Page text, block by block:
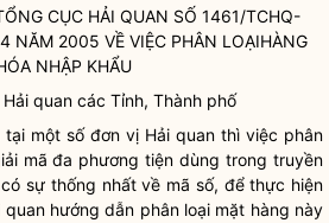
CỤC HẢI QUAN SỐ 1461/TCHQ-
NĂM 2005 VỀ VIỆC PHÂN LOẠIHÀNG
NHẬP KHẨU
Hải quan các Tỉnh, Thành phố
tại một số đơn vị Hải quan thì việc phân
mã đa phương tiện dùng trong truyền
sự thống nhất về mã số, để thực hiện
quanhướng dẫn phân loại mặt hàng này